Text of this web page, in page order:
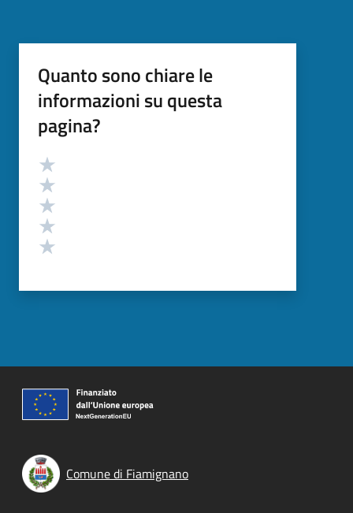
Quanto sono chiare le
informazioni su questa
pagina?
Valutazione
Comune di Fiamignano